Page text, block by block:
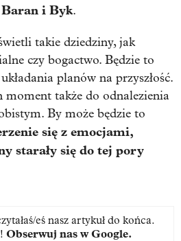
Baran i Byk.
takie dziedziny, jak
czy bogactwo. Będzie to
planów na przyszłość.
także do odnalezienia
By może będzie to
się z emocjami,
starały się do tej pory
eś nasz artykuł do końca.
Obserwuj nas w Google.